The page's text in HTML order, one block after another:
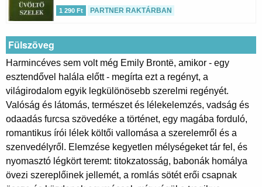
1 290 Ft PARTNER RAKTÁRBAN
Fülszöveg
Harmincéves sem volt még Emily Brontë, amikor - egy
esztendővel halála előtt - megírta ezt a regényt, a
világirodalom egyik legkülönösebb szerelmi regényét.
Valóság és látomás, természet és lélekelemzés, vadság és
odaadás furcsa szövedéke a történet, egy magába forduló,
romantikus írói lélek költői vallomása a szerelemről és a
szenvedélyről. Elemzése kegyetlen mélységeket tár fel, és
nyomasztó légkört teremt: titokzatosság, babonák homálya
övezi szereplőinek jellemét, a romlás sötét erői csapnak